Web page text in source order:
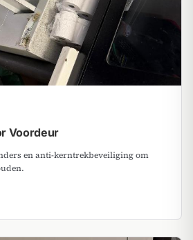
Voordeur
en anti-kerntrekbeveiliging om